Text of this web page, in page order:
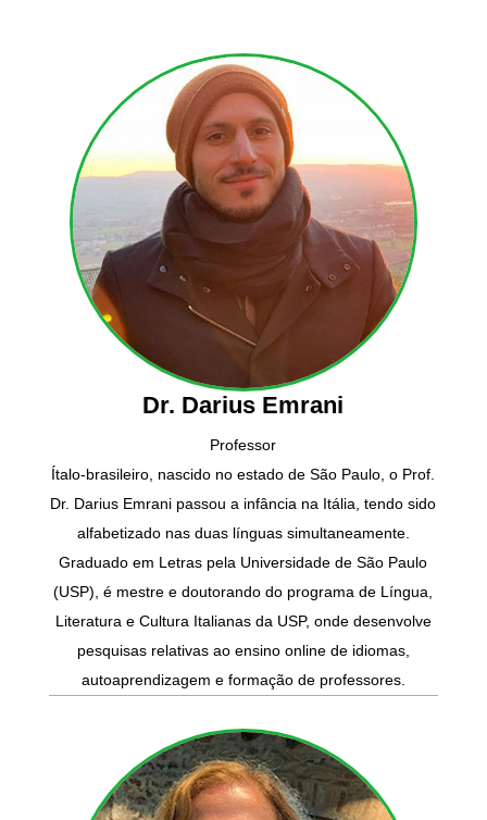
Dr. Darius Emrani
Professor
Ítalo-brasileiro, nascido no estado de São Paulo, o Prof.
Dr. Darius Emrani passou a infância na Itália, tendo sido
alfabetizado nas duas línguas simultaneamente.
Graduado em Letras pela Universidade de São Paulo
(USP), é mestre e doutorando do programa de Língua,
Literatura e Cultura Italianas da USP, onde desenvolve
pesquisas relativas ao ensino online de idiomas,
autoaprendizagem e formação de professores.